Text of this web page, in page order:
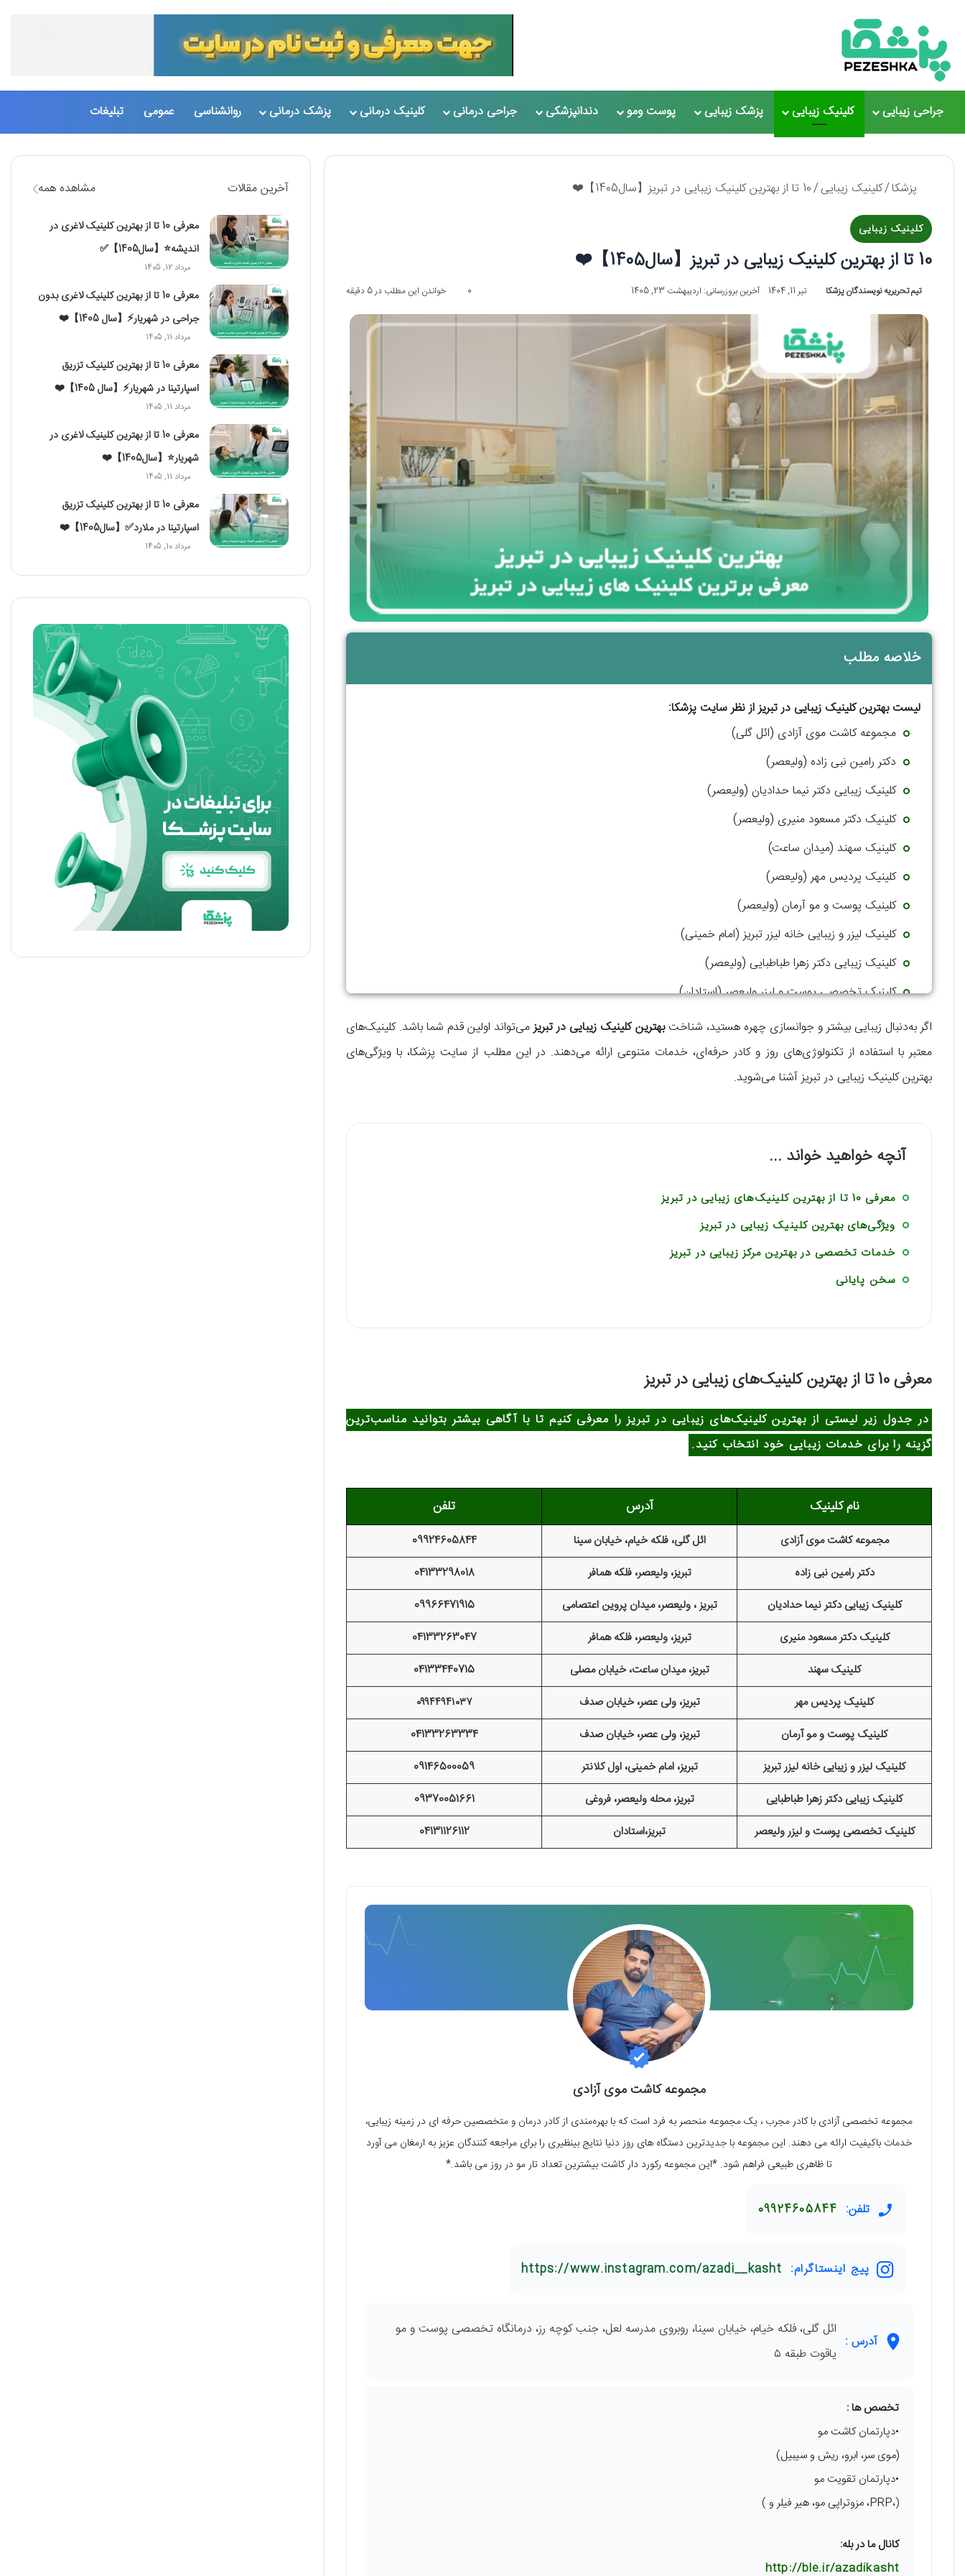
جراحی زیبایی کلینیک زیبایی پزشک زیبایی پوست ومو دندانپزشکی جراحی درمانی کلینیک درمانی پزشک درمانی روانشناسی عمومی تبلیغات
پزشکا/کلینیک زیبایی/10 تا از بهترین کلینیک زیبایی در تبریز【سال1405】❤️
کلینیک زیبایی
10 تا از بهترین کلینیک زیبایی در تبریز【سال1405】❤️
تیم تحریریه نویسندگان پزشکا تیر 11, 1404 آخرین بروزرسانی: اردیبهشت 23, 1405 0 خواندن این مطلب در 5 دقیقه
خلاصه مطلب
لیست بهترین کلینیک زیبایی در تبریز از نظر سایت پزشکا:
مجموعه کاشت موی آزادی (ائل گلی)
دکتر رامین نبی زاده (ولیعصر)
کلینیک زیبایی دکتر نیما حدادیان (ولیعصر)
کلینیک دکتر مسعود منیری (ولیعصر)
کلینیک سهند (میدان ساعت)
کلینیک پردیس مهر (ولیعصر)
کلینیک پوست و مو آرمان (ولیعصر)
کلینیک لیزر و زیبایی خانه لیزر تبریز (امام خمینی)
کلینیک زیبایی دکتر زهرا طباطبایی (ولیعصر)
کلینیک تخصصی پوست و لیزر ولیعصر (استادان)
اگر به‌دنبال زیبایی بیشتر و جوانسازی چهره هستید، شناختبهترین کلینیک زیبایی در تبریزمی‌تواند اولین قدم شما باشد. کلینیک‌های
معتبر با استفاده از تکنولوژی‌های روز و کادر حرفه‌ای، خدمات متنوعی ارائه می‌دهند. در این مطلب از سایت پزشکا، با ویژگی‌های
بهترین کلینیک زیبایی در تبریز آشنا می‌شوید.
آنچه خواهید خواند ...
معرفی 10 تا از بهترین کلینیک‌های زیبایی در تبریز
ویژگی‌های بهترین کلینیک زیبایی در تبریز
خدمات تخصصی در بهترین مرکز زیبایی در تبریز
سخن پایانی
معرفی 10 تا از بهترین کلینیک‌های زیبایی در تبریز
در جدول زیر لیستی از بهترین کلینیک‌های زیبایی در تبریز را معرفی کنیم تا با آگاهی بیشتر بتوانید مناسب‌ترین
گزینه را برای خدمات زیبایی خود انتخاب کنید.
نام کلینیک آدرس تلفن
مجموعه کاشت موی آزادی ائل گلی، فلکه خیام، خیابان سینا
09924605844
دکتر رامین نبی زاده
تبریز، ولیعصر، فلکه همافر
04133298018
کلینیک زیبایی دکتر نیما حدادیان
تبریز ، ولیعصر، میدان پروین اعتصامی
09966471915
کلینیک دکتر مسعود منیری
تبریز، ولیعصر، فلکه همافر
04133263047
کلینیک سهند
تبریز، میدان ساعت، خیابان مصلی
04133440715
کلینیک پردیس مهر
تبریز، ولی عصر، خیابان صدف
۰۹۹۴۴۹۴۱۰۳۷
کلینیک پوست و مو آرمان
تبریز، ولی عصر، خیابان صدف
04133263334
کلینیک لیزر و زیبایی خانه لیزر تبریز
تبریز، امام خمینی، اول کلانتر
09146500059
کلینیک زیبایی دکتر زهرا طباطبایی
تبریز، محله ولیعصر، فروغی
09370051661
کلینیک تخصصی پوست و لیزر ولیعصر
تبریز،استادان 04131126112
مجموعه کاشت موی آزادی
مجموعه تخصصی آزادی با کادر مجرب ، یک مجموعه منحصر به فرد است که با بهره‌مندی از کادر درمان و متخصصین حرفه ای در زمینه زیبایی،
خدمات باکیفیت ارائه می دهند. این مجموعه با جدیدترین دستگاه های روز دنیا نتایج بینظیری را برای مراجعه کنندگان عزیز به ارمغان می آورد
تا ظاهری طبیعی فراهم شود. *این مجموعه رکورد دار کاشت بیشترین تعداد تار مو در روز می باشد.*
تلفن: 09924605844
پیج اینستاگرام: https://www.instagram.com/azadi__kasht
آدرس :
ائل گلی، فلکه خیام، خیابان سینا، روبروی مدرسه لعل، جنب کوچه رز، درمانگاه تخصصی پوست و مو
یاقوت طبقه ۵
تخصص ها :
•دپارتمان کاشت مو
(موی سر، ابرو، ریش و سیبیل)
•دپارتمان تقویت مو
(،PRP، مزوتراپی مو، هیر فیلر و )
کانال ما در بله:
http://ble.ir/azadikasht
آخرین مقالات مشاهده همه
معرفی 10 تا از بهترین کلینیک لاغری در
اندیشه⭐【سال1405】✅
مرداد 12, 1405
معرفی 10 تا از بهترین کلینیک لاغری بدون
جراحی در شهریار⚡【سال 1405】❤️
مرداد 11, 1405
معرفی 10 تا از بهترین کلینیک تزریق
اسپارتینا در شهریار⚡【سال 1405】❤️
مرداد 11, 1405
معرفی 10 تا از بهترین کلینیک لاغری در
شهریار⭐【سال1405】❤️
مرداد 11, 1405
معرفی 10 تا از بهترین کلینیک تزریق
اسپارتینا در ملارد✅【سال1405】❤️
مرداد 10, 1405